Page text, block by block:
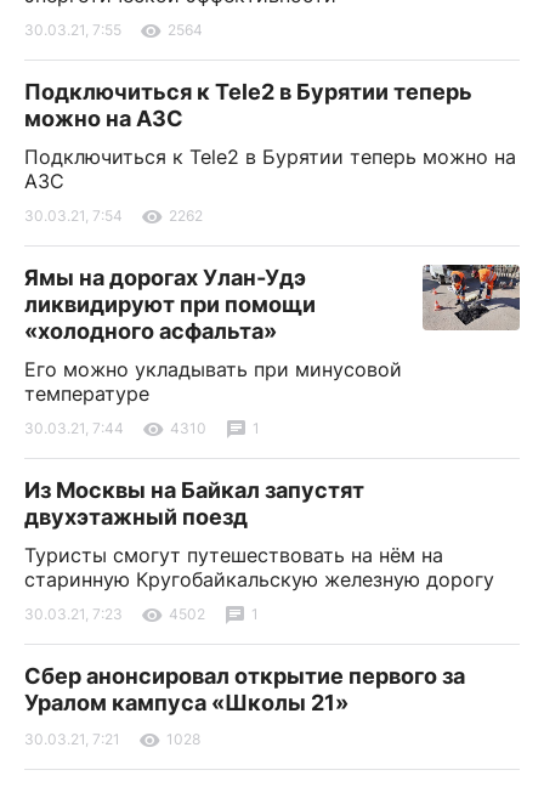
30.03.21, 7:55 2564
Подключиться‌ ‌к‌ ‌Tele2‌ ‌в‌ ‌Бурятии‌ ‌теперь‌
‌можно‌ ‌на‌ ‌АЗС
Подключиться‌ ‌к‌ ‌Tele2‌ ‌в‌ ‌Бурятии‌ ‌теперь‌ ‌можно‌ ‌на‌
‌АЗС
30.03.21, 7:54 2262
Ямы на дорогах Улан-Удэ
ликвидируют при помощи
«холодного асфальта»
Его можно укладывать при минусовой
температуре
30.03.21, 7:44 4310 1
Из Москвы на Байкал запустят
двухэтажный поезд
Туристы смогут путешествовать на нём на
старинную Кругобайкальскую железную дорогу
30.03.21, 7:23 4502 1
Сбер анонсировал открытие первого за
Уралом кампуса «Школы 21»
30.03.21, 7:21 1028